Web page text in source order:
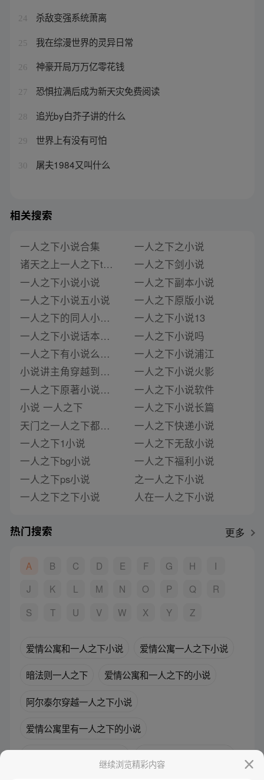
24 杀敌变强系统萧离
25 我在综漫世界的灵异日常
26 神豪开局万万亿零花钱
27 恐惧拉满后成为新天灾免费阅读
28 追光by白芥子讲的什么
29 世界上有没有可怕
30 屠夫1984又叫什么
相关搜索
一人之下小说合集
诸天之上一人之下txt合集下载
一人之下小说小说
一人之下小说五小说
一人之下的同人小说小说
一人之下小说话本小说
一人之下有小说么小说
小说讲主角穿越到一人之下的小说
一人之下原著小说全集 小说
小说 一人之下
天门之一人之下都市小说类型小说
一人之下1小说
一人之下bg小说
一人之下ps小说
一人之下之下小说
一人之下之小说
一人之下剑小说
一人之下副本小说
一人之下原版小说
一人之下小说13
一人之下小说吗
一人之下小说浦江
一人之下小说火影
一人之下小说软件
一人之下小说长篇
一人之下快递小说
一人之下无敌小说
一人之下福利小说
之一人之下小说
人在一人之下小说
热门搜索 更多
A B C D E F G H
I
J
K L M N O P Q
R
S
T U V W X Y Z
爱情公寓和一人之下小说 爱情公寓一人之下小说
暗法则一人之下 爱情公寓和一人之下的小说
阿尔泰尔穿越一人之下小说
爱情公寓里有一人之下的小说
继续浏览精彩内容